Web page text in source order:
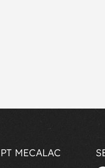
MECALAC